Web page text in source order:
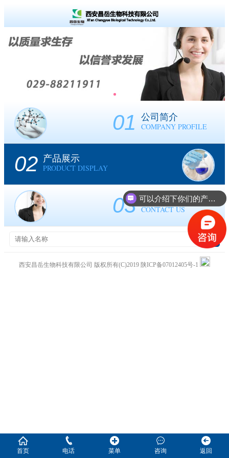
01 公司简介
COMPANY PROFILE
02 产品展示
PRODUCT DISPLAY
03 联系我们
CONTACT US
西安昌岳生物科技有限公司 版权所有(C)2019 陕ICP备07012405号-1
首页 电话 菜单 咨询 返回
可以介绍下你们的产品么？